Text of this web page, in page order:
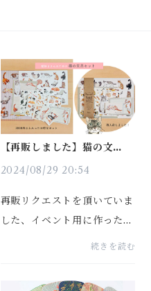
【再販しました】猫の文具セ
2024/08/29 20:54
再販リクエストを頂いていま
した、イベント用に作った猫
の文具セットを再販しまし
ださい。https://shop.ponc
続きを読む